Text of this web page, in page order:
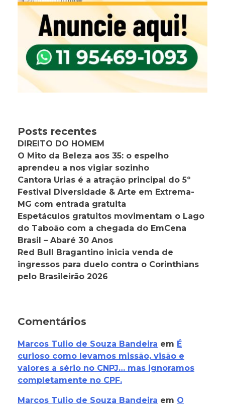
Posts recentes
DIREITO DO HOMEM
O Mito da Beleza aos 35: o espelho
aprendeu a nos vigiar sozinho
Cantora Urias é a atração principal do 5º
Festival Diversidade & Arte em Extrema-
MG com entrada gratuita
Espetáculos gratuitos movimentam o Lago
do Taboão com a chegada do EmCena
Brasil – Abaré 30 Anos
Red Bull Bragantino inicia venda de
ingressos para duelo contra o Corinthians
pelo Brasileirão 2026
Comentários
Marcos Tulio de Souza Bandeira em É
curioso como levamos missão, visão e
valores a sério no CNPJ… mas ignoramos
completamente no CPF.
Marcos Tulio de Souza Bandeira em O